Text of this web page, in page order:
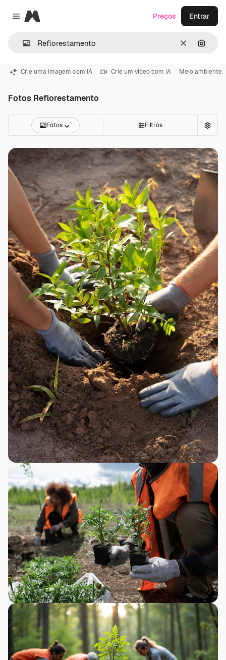
Close menu
Magnific
Limpar
Preços Entrar
Crie uma imagem com IA Crie um vídeo com IA Meio ambiente
Fotos Reflorestamento
Fotos Filtros